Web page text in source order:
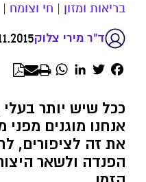
בריאות ומזון | חי וצומח |
ד"ר מירי צלוק
Facebook
Twitter
LinkedIn
WhatsApp
ככל שיש יותר בעלי
אנחנו מוגנים
את זה לציפורים,
הפנדה ולשאר